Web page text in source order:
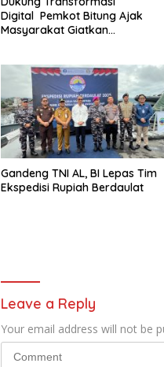
Digital Pemkot Bitung Ajak
Masyarakat Giatkan
Gandeng TNI AL, BI Lepas Tim
Ekspedisi Rupiah Berdaulat
Leave a Reply
Your email address will not be